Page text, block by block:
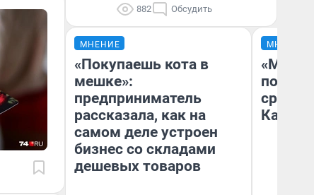
882 Обсудить
МНЕНИЕ
«Покупаешь кота в
мешке»:
предприниматель
рассказала, как на
самом деле устроен
бизнес со складами
дешевых товаров
МНЕНИЕ